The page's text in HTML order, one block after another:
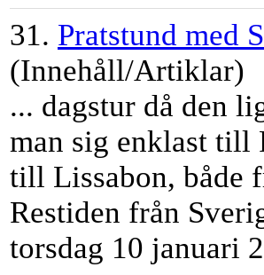
31. Pratstund med
(Innehåll/Artiklar)
... dagstur då den
man sig enklast till
till Lissabon, både
Restiden från
torsdag 10 januari